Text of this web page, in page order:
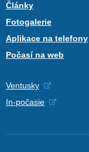
Články
Fotogalerie
Aplikace na telefony
Počasí na web
Ventusky
In-počasie